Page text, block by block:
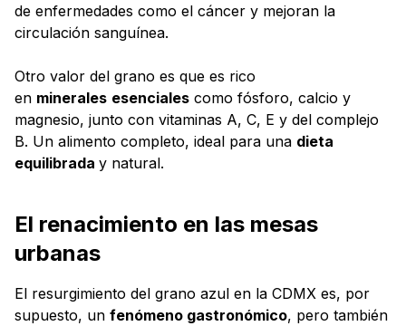
de enfermedades como el cáncer y mejoran la
circulación sanguínea.
Otro valor del grano es que es rico
en minerales esenciales como fósforo, calcio y
magnesio, junto con vitaminas A, C, E y del complejo
B. Un alimento completo, ideal para una dieta
equilibrada y natural.
El renacimiento en las mesas
urbanas
El resurgimiento del grano azul en la CDMX es, por
supuesto, un fenómeno gastronómico, pero también